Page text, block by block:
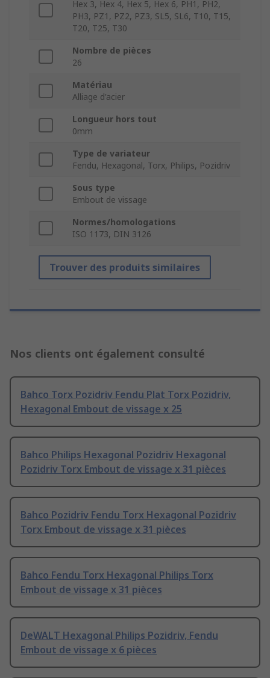
Hex 3, Hex 4, Hex 5, Hex 6, PH1, PH2,
PH3, PZ1, PZ2, PZ3, SL5, SL6, T10, T15,
T20, T25, T30
Nombre de pièces
26
Matériau
Alliage d'acier
Longueur hors tout
0mm
Type de variateur
Fendu, Hexagonal, Torx, Philips, Pozidriv
Sous type
Embout de vissage
Normes/homologations
ISO 1173, DIN 3126
Trouver des produits similaires
Nos clients ont également consulté
Bahco Torx Pozidriv Fendu Plat Torx Pozidriv,
Hexagonal Embout de vissage x 25
Bahco Philips Hexagonal Pozidriv Hexagonal
Pozidriv Torx Embout de vissage x 31 pièces
Bahco Pozidriv Fendu Torx Hexagonal Pozidriv
Torx Embout de vissage x 31 pièces
Bahco Fendu Torx Hexagonal Philips Torx
Embout de vissage x 31 pièces
DeWALT Hexagonal Philips Pozidriv, Fendu
Embout de vissage x 6 pièces